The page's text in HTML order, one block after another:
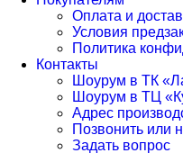
Оплата и
Условия
Политика
Контакты
Шоурум в ТК
Шоурум в ТЦ
Адрес
Позвонить или
Задать вопрос